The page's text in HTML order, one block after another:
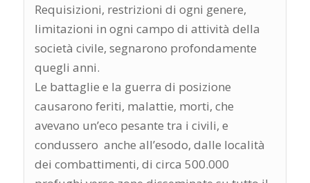
Requisizioni, restrizioni di ogni genere,
limitazioni in ogni campo di attività della
società civile, segnarono profondamente
quegli anni.
Le battaglie e la guerra di posizione
causarono feriti, malattie, morti, che
avevano un’eco pesante tra i civili, e
condussero anche all’esodo, dalle località
dei combattimenti, di circa 500.000